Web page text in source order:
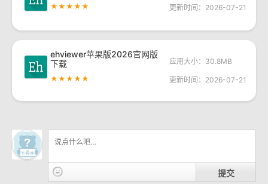
★★★★★
更新时间：2026-07-21
ehviewer苹果版2026官网版
下载
★★★★★
应用大小：30.8MB
更新时间：2026-07-21
提交